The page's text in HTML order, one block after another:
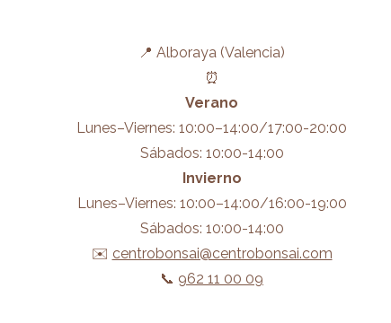
📍 Alboraya (Valencia)
⏰
Verano
Lunes–Viernes: 10:00–14:00/17:00-20:00
Sábados: 10:00-14:00
Invierno
Lunes–Viernes: 10:00–14:00/16:00-19:00
Sábados: 10:00-14:00
✉️ centrobonsai@centrobonsai.com
📞 962 11 00 09